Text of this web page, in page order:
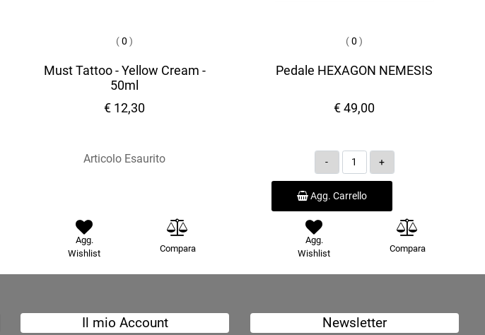
(0 )
Must Tattoo - Yellow Cream -
50ml
€ 12,30
Articolo Esaurito
Agg.
Wishlist
Compara
(0 )
Pedale HEXAGON NEMESIS
€ 49,00
Quantità
Agg. Carrello
Agg.
Wishlist
Compara
Il mio Account Newsletter